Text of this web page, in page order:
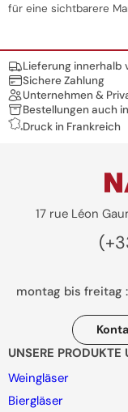
für eine sichtbarere
NosLieferung innerhalb
Sichere Zahlung
Unternehmen &
Bestellungen auch
Druck in Frankreich
17 rue Léon
montag bis freitag :
UNSERE
Weingläser
Biergläser